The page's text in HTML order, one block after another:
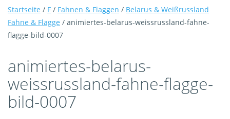
Startseite / F / Fahnen & Flaggen / Belarus & Weißrussland
Fahne & Flagge / animiertes-belarus-weissrussland-fahne-
flagge-bild-0007
animiertes-belarus-
weissrussland-fahne-flagge-
bild-0007